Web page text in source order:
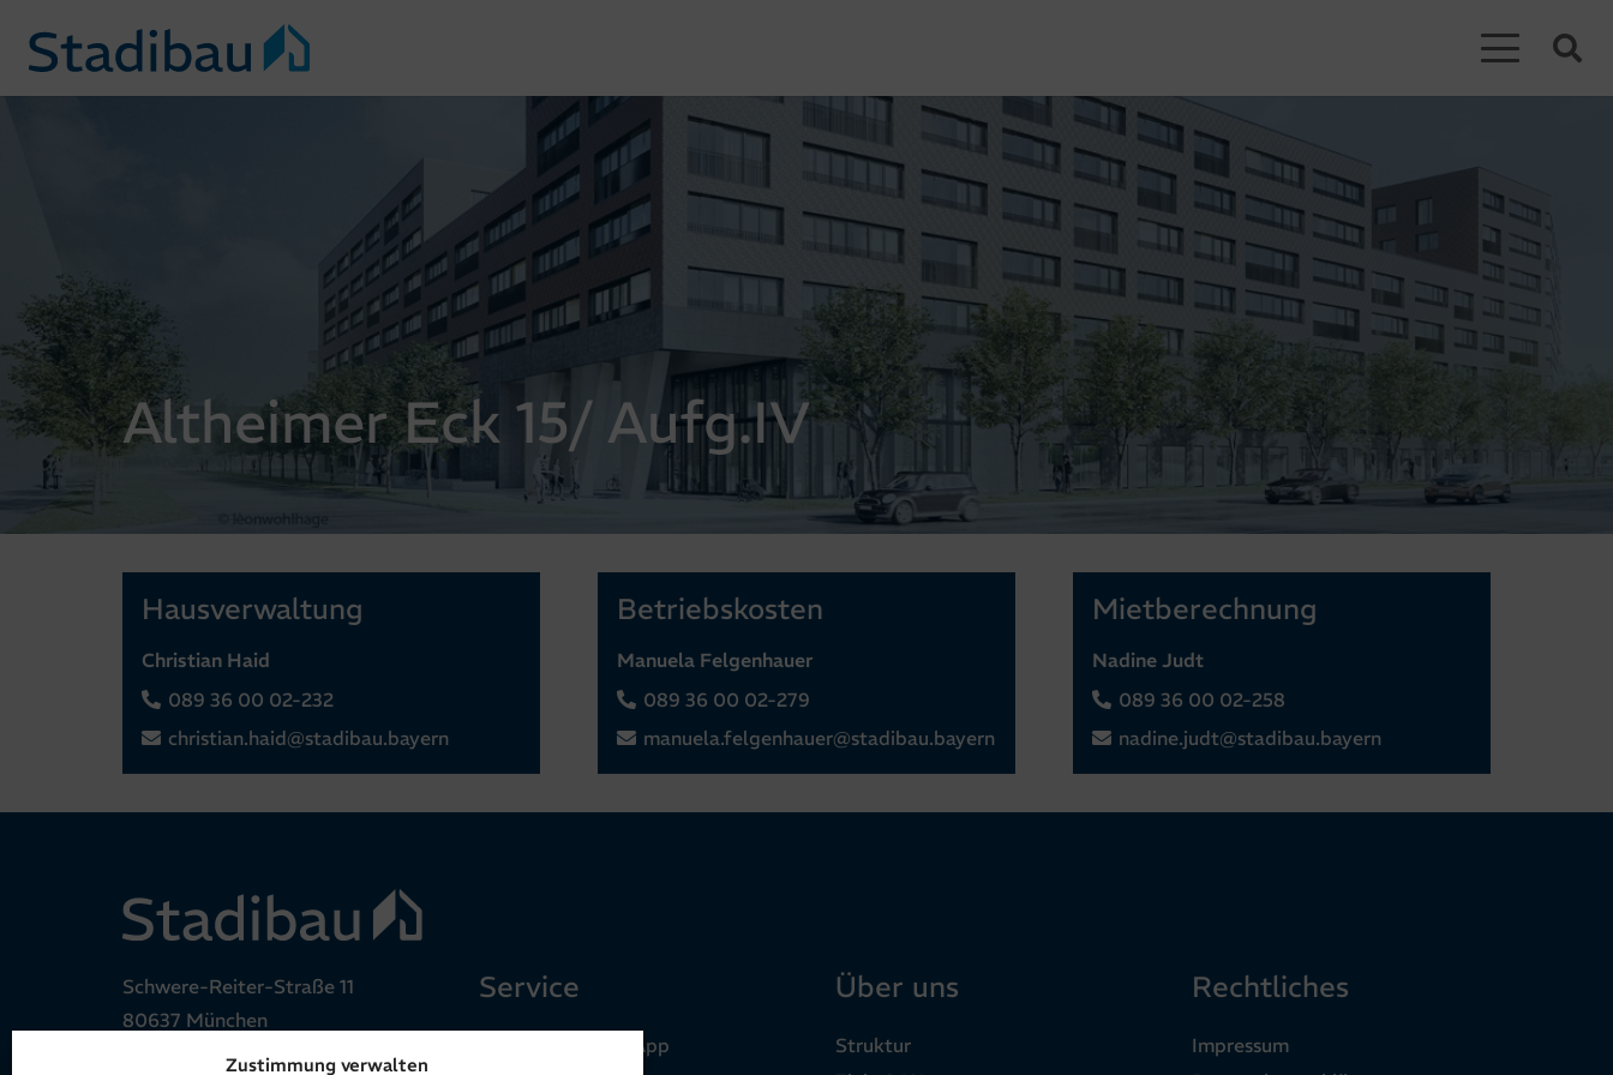
Zustimmung verwalten
Altheimer Eck 15/ Aufg.IV
Hausverwaltung
Christian Haid
089 36 00 02-232
christian.haid@stadibau.bayern
Betriebskosten
Manuela Felgenhauer
089 36 00 02-279
manuela.felgenhauer@stadibau.bayern
Mietberechnung
Nadine Judt
089 36 00 02-258
nadine.judt@stadibau.bayern
Schwere-Reiter-Straße 11
80637 München
Service
Stadibau Mieter-App
Über uns
Struktur
Rechtliches
Impressum